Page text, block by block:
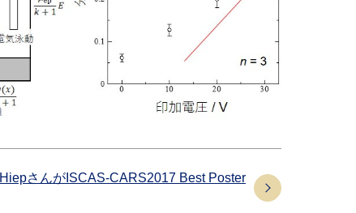
さんがISCAS-CARS2017 Best Poster